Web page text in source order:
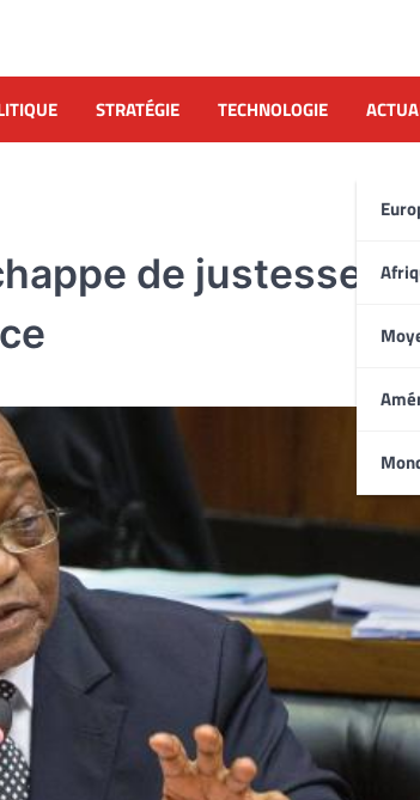
STRATÉGIE TECHNOLOGIE
de justesse à